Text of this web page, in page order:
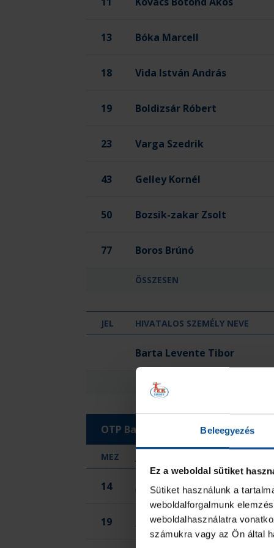
Beleegyezés
Ez a weboldal sütiket
Sütiket használunk a
weboldalforgalmunk
weboldalhasználatra
számukra vagy az Ön által
13 Bóka Marcell
18 Vida István András
19 Boldizsár Róbert
23 Varga Szedrik
43 Gelley Kornél
50 Bozsik-zakar Zsolt
77 Boros Brúnó
ÖSSZESEN
JEL HIVATALOS SZEMÉLY NEVE
Barta Levente Tibor
ÖSSZESEN
OTP Bank-Pick Szeged
MEZ
14 Annus Áchim Dávid
19 Fekete Patrik